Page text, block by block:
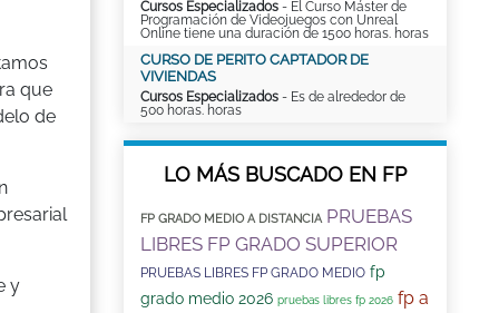
que
de
y
Cursos Especializados - El Curso Máster de
Programación de Videojuegos con Unreal
Online tiene una duración de 1500 horas. horas
CURSO DE PERITO CAPTADOR DE
VIVIENDAS
Cursos Especializados - Es de alrededor de
500 horas. horas
LO MÁS BUSCADO EN FP
FP GRADO MEDIO A DISTANCIA PRUEBAS
LIBRES FP GRADO SUPERIOR
PRUEBAS LIBRES FP GRADO MEDIO fp
grado medio 2026 pruebas libres fp 2026 fp a